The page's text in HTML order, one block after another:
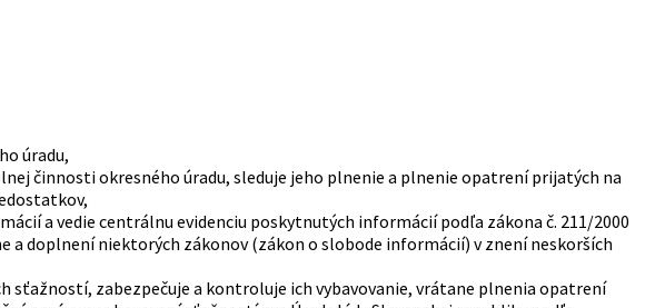
úradu,
činnosti okresného úradu, sleduje jeho plnenie a plnenie opatrení prijatých na
a vedie centrálnu evidenciu poskytnutých informácií podľa zákona č. 211/2000
a doplnení niektorých zákonov (zákon o slobode informácií) v znení neskorších
sťažností, zabezpečuje a kontroluje ich vybavovanie, vrátane plnenia opatrení